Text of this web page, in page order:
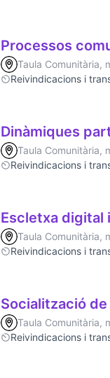
Processos
Taula Comunitària,
Reivindicacions i
Dinàmiques
Taula Comunitària,
Reivindicacions i
Escletxa digital
Taula Comunitària,
Reivindicacions i
Socialització
Taula Comunitària,
Reivindicacions i